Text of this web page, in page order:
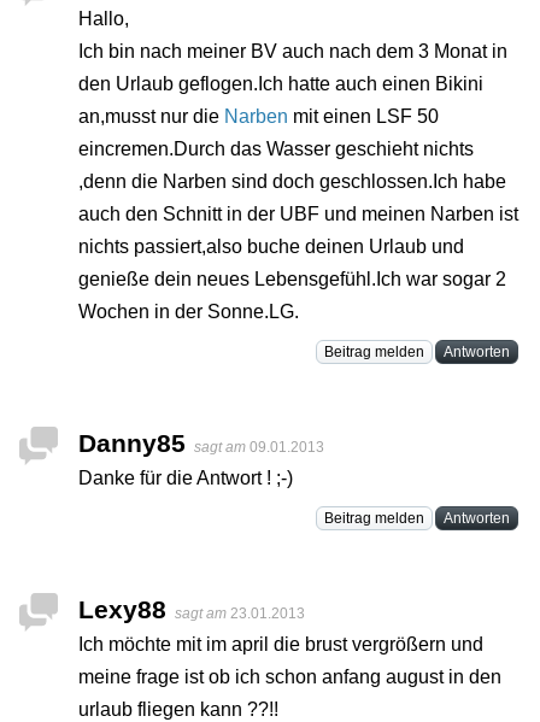
Hallo,
Ich bin nach meiner BV auch nach dem 3 Monat in
den Urlaub geflogen.Ich hatte auch einen Bikini
an,musst nur die Narben mit einen LSF 50
eincremen.Durch das Wasser geschieht nichts
,denn die Narben sind doch geschlossen.Ich habe
auch den Schnitt in der UBF und meinen Narben ist
nichts passiert,also buche deinen Urlaub und
genieße dein neues Lebensgefühl.Ich war sogar 2
Wochen in der Sonne.LG.
Beitrag melden Antworten
Danny85 sagt am 09.01.2013
Danke für die Antwort ! ;-)
Beitrag melden Antworten
Lexy88 sagt am 23.01.2013
Ich möchte mit im april die brust vergrößern und
meine frage ist ob ich schon anfang august in den
urlaub fliegen kann ??!!